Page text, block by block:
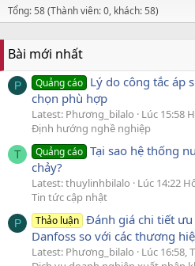
Tổng: 58 (Thành viên: 0, khách: 58)
Bài mới nhất
P Quảng cáo Lý do công tắc áp
chọn phù hợp
Latest: Phương_bilalo
Lúc 15:58
Định hướng nghề nghiệp
T Quảng cáo Tại sao hệ thống
chảy?
Latest: thuylinhbilalo
Lúc 14:22
Tin tức cập nhật
P Thảo luận Đánh giá chi tiết ưu
Danfoss so với các thương
Latest: Phương_bilalo
Lúc 16:58,